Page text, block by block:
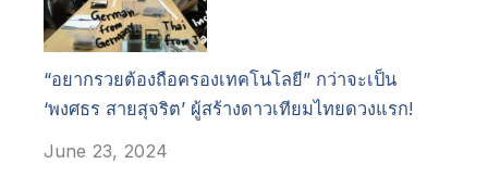
“อยากรวยต้องถือครองเทคโนโลยี” กว่าจะเป็น
‘พงศธร สายสุจริต’ ผู้สร้างดาวเทียมไทยดวงแรก!
June 23, 2024